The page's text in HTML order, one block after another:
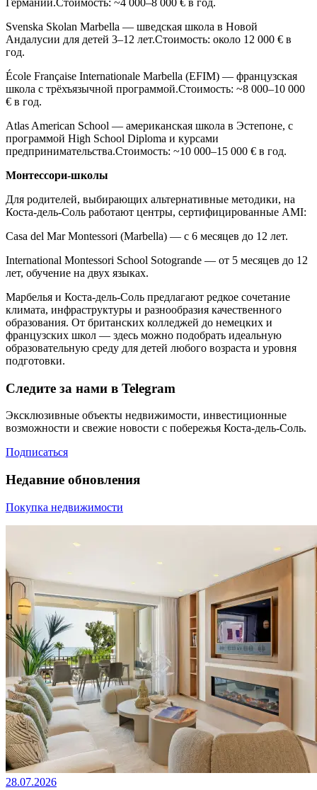
Svenska Skolan Marbella — шведская школа в Новой
Андалусии для детей 3–12 лет.Стоимость: около 12 000 € в
год.
École Française Internationale Marbella (EFIM) — французская
школа с трёхъязычной программой.Стоимость: ~8 000–10 000
€ в год.
Atlas American School — американская школа в Эстепоне, с
программой High School Diploma и курсами
предпринимательства.Стоимость: ~10 000–15 000 € в год.
Монтессори-школы
Для родителей, выбирающих альтернативные методики, на
Коста-дель-Соль работают центры, сертифицированные AMI:
Casa del Mar Montessori (Marbella) — с 6 месяцев до 12 лет.
International Montessori School Sotogrande — от 5 месяцев до 12
лет, обучение на двух языках.
Марбелья и Коста-дель-Соль предлагают редкое сочетание
климата, инфраструктуры и разнообразия качественного
образования. От британских колледжей до немецких и
французских школ — здесь можно подобрать идеальную
образовательную среду для детей любого возраста и уровня
подготовки.
Следите за нами в Telegram
Эксклюзивные объекты недвижимости, инвестиционные
возможности и свежие новости с побережья Коста-дель-Соль.
Подписаться
Недавние обновления
Покупка недвижимости
28.07.2026